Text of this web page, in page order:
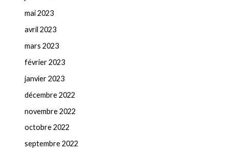
mai 2023
avril 2023
mars 2023
février 2023
janvier 2023
décembre 2022
novembre 2022
octobre 2022
septembre 2022